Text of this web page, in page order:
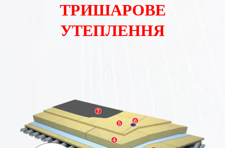
ТРИШАРОВЕ
УТЕПЛЕННЯ